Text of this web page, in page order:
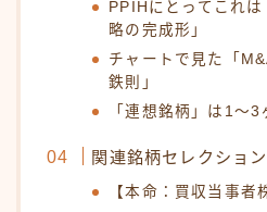
PPIHにとってこれ
略の完成形」
チャートで見た「
鉄則」
「連想銘柄」は1〜3
関連銘柄セレクション
【本命：買収当事者